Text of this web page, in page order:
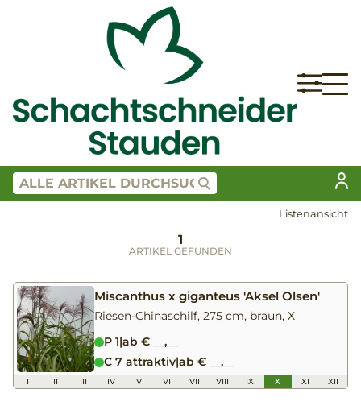
Listenansicht
1
ARTIKEL GEFUNDEN
Miscanthus x giganteus 'Aksel Olsen'
Riesen-Chinaschilf, 275 cm, braun, X
P 1|ab € __,__
C 7 attraktiv|ab € __,__
I II III IV V VI VII VIII IX X XI XII